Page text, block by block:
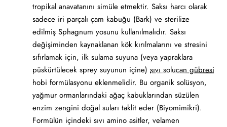
tropikal anavatanını simüle etmektir. Saksı harcı olarak
sadece iri parçalı çam kabuğu (Bark) ve sterilize
edilmiş Sphagnum yosunu kullanılmalıdır. Saksı
değişiminden kaynaklanan kök kırılmalarını ve stresini
sıfırlamak için, ilk sulama suyuna (veya yapraklara
püskürtülecek sprey suyunun içine) sıvı solucan gübresi
hobi formülasyonu eklenmelidir. Bu organik solüsyon,
yağmur ormanlarındaki ağaç kabuklarından süzülen
enzim zengini doğal suları taklit eder (Biyomimikri).
Formülün içindeki sıvı amino asitler, velamen